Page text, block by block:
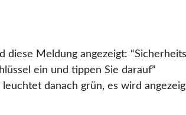
Meldung angezeigt:
ein und tippen Sie darauf”
danach grün, es wird